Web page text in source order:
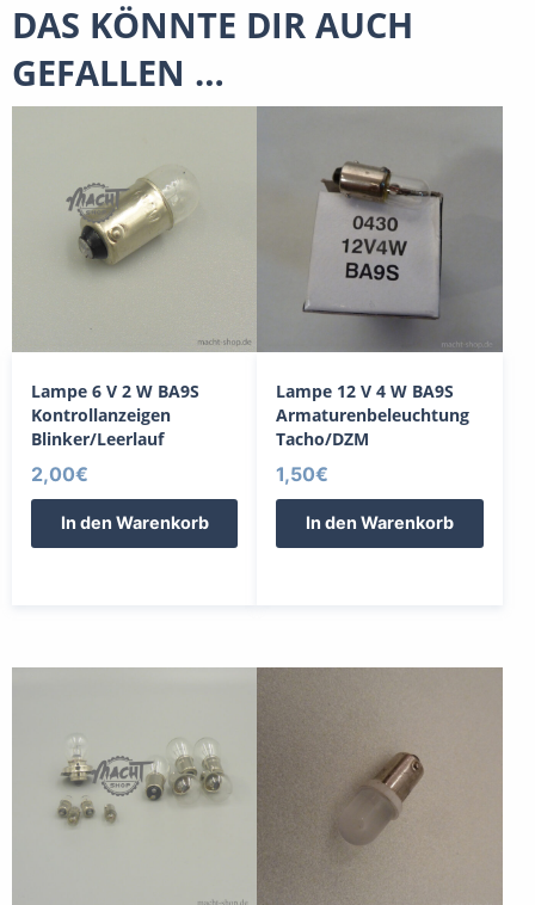
DAS KÖNNTE DIR AUCH
GEFALLEN …
Lampe 6 V 2 W BA9S
Kontrollanzeigen
Blinker/Leerlauf
2,00€
In den Warenkorb
Lampe 12 V 4 W BA9S
Armaturenbeleuchtung
Tacho/DZM
1,50€
In den Warenkorb